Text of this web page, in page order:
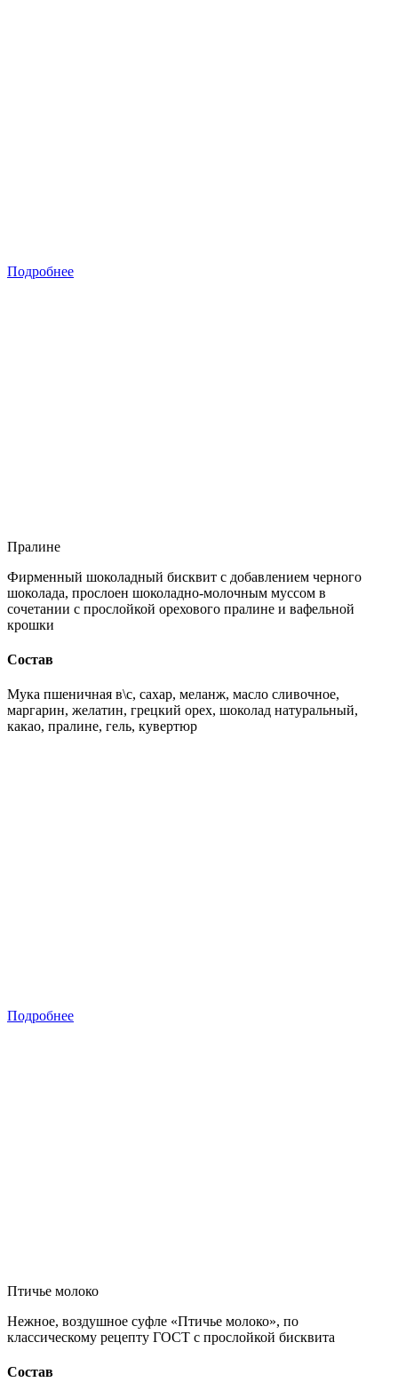
Подробнее
Пралине
Фирменный шоколадный бисквит с добавлением черного
шоколада, прослоен шоколадно-молочным муссом в
сочетании с прослойкой орехового пралине и вафельной
крошки
Состав
Мука пшеничная в\с, сахар, меланж, масло сливочное,
маргарин, желатин, грецкий орех, шоколад натуральный,
какао, пралине, гель, кувертюр
Подробнее
Птичье молоко
Нежное, воздушное суфле «Птичье молоко», по
классическому рецепту ГОСТ с прослойкой бисквита
Состав